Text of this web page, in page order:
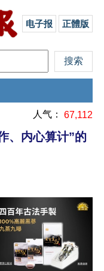
电子报 正體版
人气： 67,112
、内心算计”的